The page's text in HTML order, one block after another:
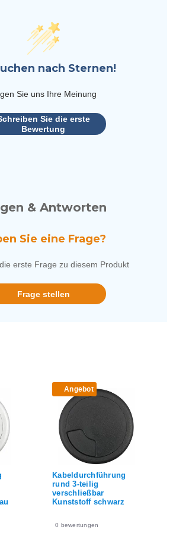
nach Sternen!
Sie uns Ihre Meinung
Sie die erste
Bewertung
& Antworten
Sie eine Frage?
erste Frage zu diesem Produkt
Frage stellen
Angebot
Kabeldurchführung
rund 3-teilig
verschließbar
Kunststoff weiß
0bewertungen